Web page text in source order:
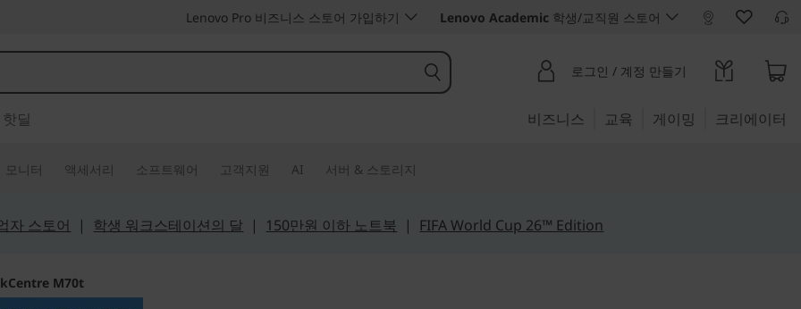
Lenovo Pro 비즈니스 스토어 가입하기 Lenovo Academic 학생/교직원 스토어
로그인 / 계정 만들기
핫딜 비즈니스 교육 게이밍 크리에이터
모니터 액세서리 소프트웨어 고객지원 AI 서버 & 스토리지
자 스토어 | 학생 워크스테이션의 달 | 150만원 이하 노트북 | FIFA World Cup 26™ Edition
M70t